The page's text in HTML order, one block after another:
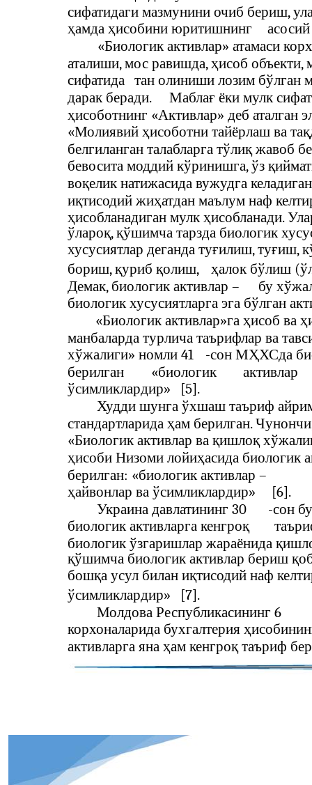
сифатидаги мазмунини очиб бериш,
ҳамда ҳисобини юритишнинг
«Биологик активлар» атамаси
аталиши, мос равишда, ҳисоб объекти,
сифатида тан олиниши лозим бўлган
дарак беради.
Маблағ ёки мулк
ҳисоботнинг «Активлар» деб аталган
«Молиявий ҳисоботни тайёрлаш ва
белгиланган талабларга тўлиқ жавоб
бевосита моддий кўринишга, ўз
воқелик натижасида вужудга
иқтисодий жиҳатдан маълум наф
ҳисобланадиган мулк ҳисобланади.
ўлароқ, қўшимча тарзда биологик
хусусиятлар деганда туғилиш, туғиш,
бориш, қуриб қолиш,
ҳалок бўлиш
Демак, биологик активлар –
бу
биологик хусусиятларга эга бўлган
«Биологик активлар»га ҳисоб ва
манбаларда турлича таърифлар ва
хўжалиги» номли 41
-сон МҲХСда
берилган
«биологик
активлар
ўсимликлардир»
[5].
Худди шунга ўхшаш таъриф
стандартларида ҳам берилган.
«Биологик активлар ва қишлоқ
ҳисоби Низоми лойиҳасида биологик
берилган: «биологик активлар –
ҳайвонлар ва ўсимликлардир»
[6].
Украина давлатининг 30
-сон
биологик активларга кенгроқ
биологик ўзгаришлар жараёнида
қўшимча биологик активлар бериш
бошқа усул билан иқтисодий наф
ўсимликлардир»
[7].
Молдова Республикасининг 6
корхоналарида бухгалтерия
активларга яна ҳам кенгроқ таъриф